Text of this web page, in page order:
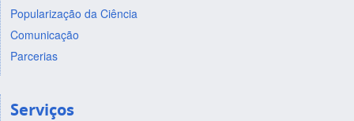
Popularização da Ciência
Comunicação
Parcerias
Serviços